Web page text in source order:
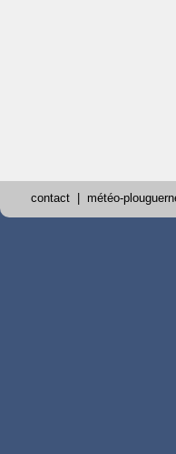
contact | météo-